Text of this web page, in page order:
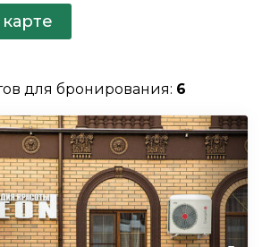
для бронирования: 6